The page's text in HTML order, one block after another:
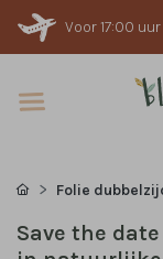
Voor 17:00
Folie
Save the